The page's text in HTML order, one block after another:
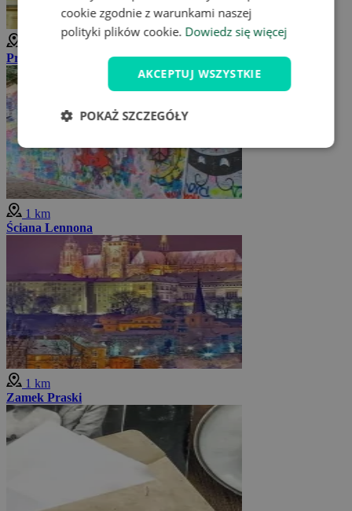
Praskie Loreto
1 km
Ściana Lennona
1 km
Zamek Praski
cookie zgodnie z warunkami naszej
polityki plików cookie. Dowiedz się więcej
AKCEPTUJ WSZYSTKIE
POKAŻ SZCZEGÓŁY